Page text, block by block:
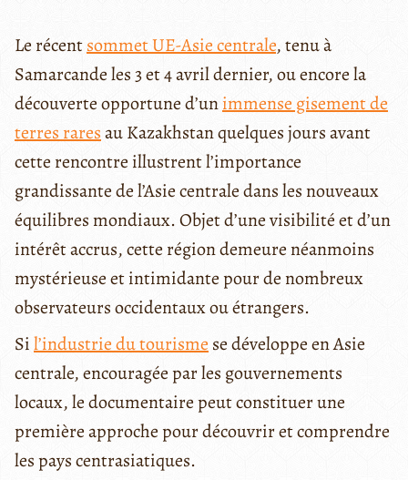
Le récentsommet UE-Asie centrale, tenu à
Samarcande les 3 et 4 avril dernier, ou encore la
découverte opportune d’unimmense gisement de
terres raresau Kazakhstan quelques jours avant
cette rencontre illustrent l’importance
grandissante de l’Asie centrale dans les nouveaux
équilibres mondiaux. Objet d’une visibilité et d’un
intérêt accrus, cette région demeure néanmoins
mystérieuse et intimidante pour de nombreux
observateurs occidentaux ou étrangers.
Sil’industrie du tourismese développe en Asie
centrale, encouragée par les gouvernements
locaux, le documentaire peut constituer une
première approche pour découvrir et comprendre
les pays centrasiatiques.